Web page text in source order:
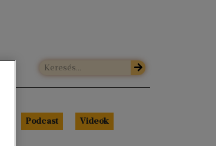
Podcast Videók